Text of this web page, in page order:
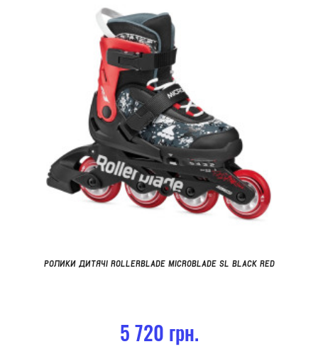
РОЛИКИ ДИТЯЧІ ROLLERBLADE MICROBLADE SL BLACK RED
5 720 грн.